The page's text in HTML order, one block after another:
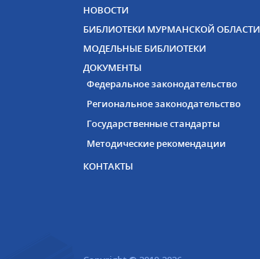
НОВОСТИ
БИБЛИОТЕКИ МУРМАНСКОЙ ОБЛАСТИ
МОДЕЛЬНЫЕ БИБЛИОТЕКИ
ДОКУМЕНТЫ
Федеральное законодательство
Региональное законодательство
Государственные стандарты
Методические рекомендации
КОНТАКТЫ